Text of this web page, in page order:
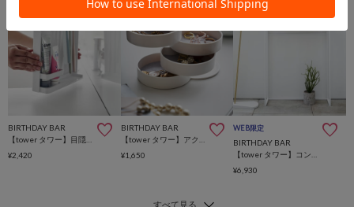
BIRTHDAY BAR
¥2,420
BIRTHDAY BAR
¥1,650
WEB限定
BIRTHDAY BAR
¥6,930